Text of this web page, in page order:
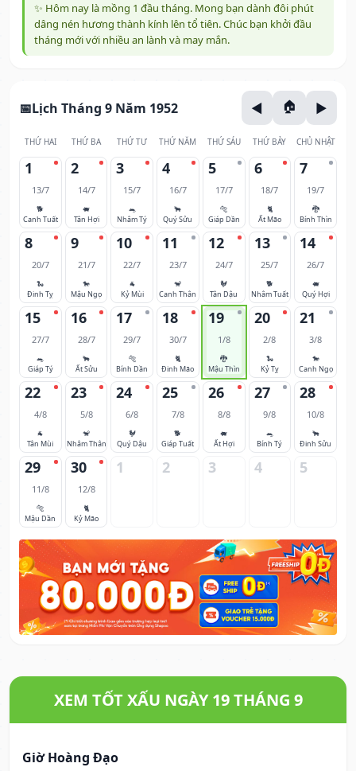
✨ Hôm nay là mồng 1 đầu tháng. Mong bạn dành đôi phút
dâng nén hương thành kính lên tổ tiên. Chúc bạn khởi đầu
tháng mới với nhiều an lành và may mắn.
Lịch Tháng 9 Năm 1952
THỨ HAI THỨ BA THỨ TƯ THỨ NĂM THỨ SÁU THỨ BẢY CHỦ NHẬT
1
13/7
🐕
Canh Tuất
2
14/7
🐖
Tân Hợi
3
15/7
🐀
Nhâm Tý
4
16/7
🐂
Quý Sửu
5
17/7
🐅
Giáp Dần
6
18/7
🐈
Ất Mão
7
19/7
🐉
Bính Thìn
8
20/7
🐍
Đinh Tỵ
9
21/7
🐎
Mậu Ngọ
10
22/7
🐐
Kỷ Mùi
11
23/7
🐒
Canh Thân
12
24/7
🐓
Tân Dậu
13
25/7
🐕
Nhâm Tuất
14
26/7
🐖
Quý Hợi
15
27/7
🐀
Giáp Tý
16
28/7
🐂
Ất Sửu
17
29/7
🐅
Bính Dần
18
30/7
🐈
Đinh Mão
19
1/8
🐉
Mậu Thìn
20
2/8
🐍
Kỷ Tỵ
21
3/8
🐎
Canh Ngọ
22
4/8
🐐
Tân Mùi
23
5/8
🐒
Nhâm Thân
24
6/8
🐓
Quý Dậu
25
7/8
🐕
Giáp Tuất
26
8/8
🐖
Ất Hợi
27
9/8
🐀
Bính Tý
28
10/8
🐂
Đinh Sửu
29
11/8
🐅
Mậu Dần
30
12/8
🐈
Kỷ Mão
1 2 3 4 5
XEM TỐT XẤU NGÀY 19 THÁNG 9
Giờ Hoàng Đạo